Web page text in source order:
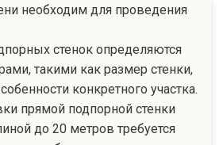
необходим для проведения
стенок определяются
такими как размер стенки,
конкретного участка.
прямой подпорной стенки
до 20 метров требуется